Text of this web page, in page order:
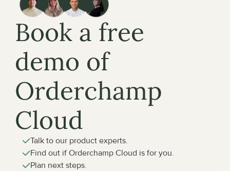
Book a free
demo of
Orderchamp
Cloud
Talk to our product experts.
Find out if Orderchamp Cloud is for you.
Plan next steps.